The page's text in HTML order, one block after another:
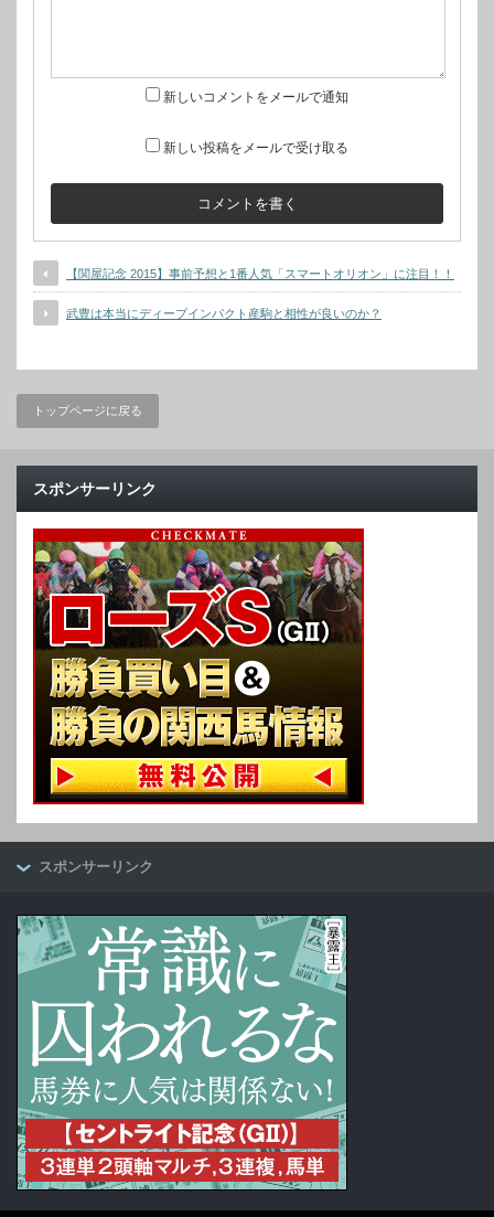
新しいコメントをメールで通知
新しい投稿をメールで受け取る
【関屋記念 2015】事前予想と1番人気「スマートオリオン」に注目！！
武豊は本当にディープインパクト産駒と相性が良いのか？
トップページに戻る
スポンサーリンク
スポンサーリンク